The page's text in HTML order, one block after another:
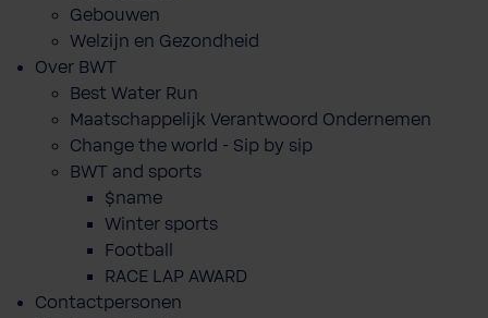
Gebouwen
Welzijn en Gezondheid
Over BWT
Best Water Run
Maatschappelijk Verantwoord Ondernemen
Change the world - Sip by sip
BWT and sports
$name
Winter sports
Football
RACE LAP AWARD
Contactpersonen